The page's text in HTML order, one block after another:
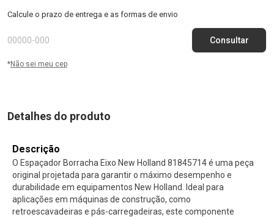
Calcule o prazo de entrega e as formas de envio
*Não sei meu cep
Detalhes do produto
Descrição
O Espaçador Borracha Eixo New Holland 81845714 é uma peça
original projetada para garantir o máximo desempenho e
durabilidade em equipamentos New Holland. Ideal para
aplicações em máquinas de construção, como
retroescavadeiras e pás-carregadeiras, este componente